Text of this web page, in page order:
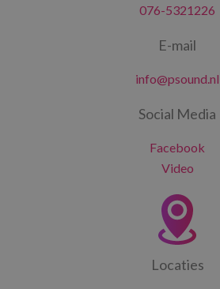
076-5321226
E-mail
info@psound.nl
Social Media
Facebook
Video
Locaties